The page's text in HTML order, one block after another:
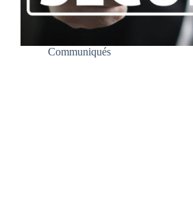
Communiqués